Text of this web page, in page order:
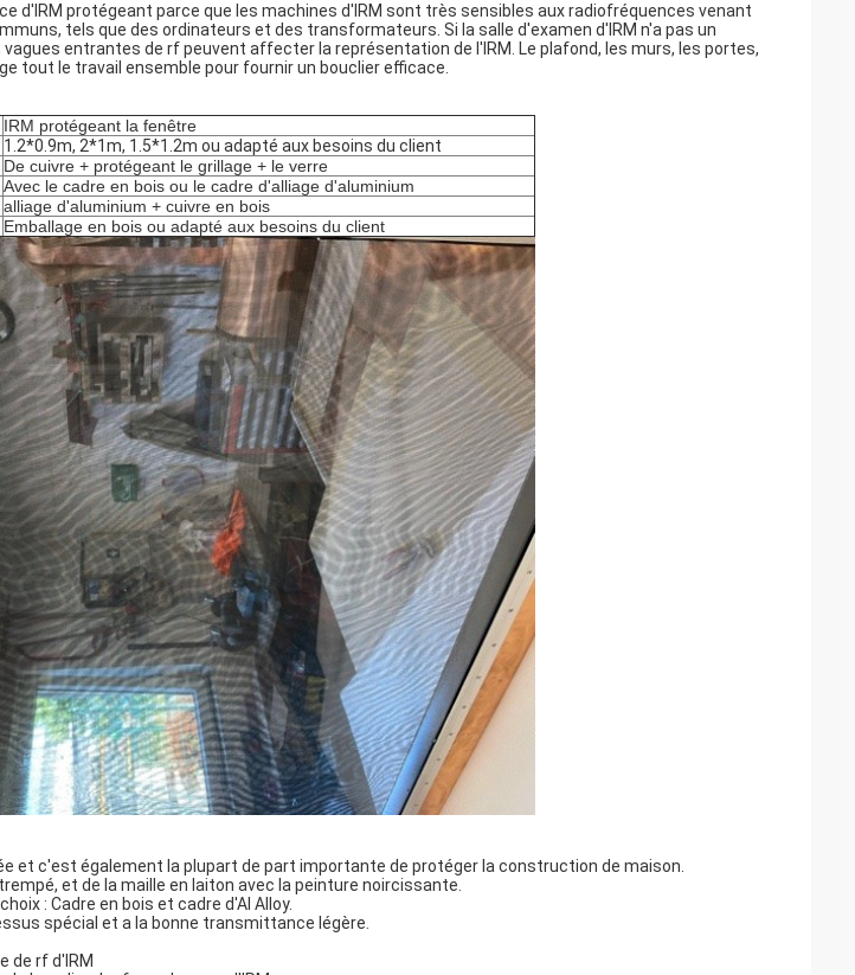
d'IRM protégeant parce que les machines d'IRM sont très sensibles aux radiofréquences venant
tels que des ordinateurs et des transformateurs. Si la salle d'examen d'IRM n'a pas un
entrantes de rf peuvent affecter la représentation de l'IRM. Le plafond, les murs, les portes,
tout le travail ensemble pour fournir un bouclier efficace.
IRM protégeant la fenêtre
1.2*0.9m, 2*1m, 1.5*1.2m ou adapté aux besoins du client
De cuivre + protégeant le grillage + le verre
Avec le cadre en bois ou le cadre d'alliage d'aluminium
alliage d'aluminium + cuivre en bois
Emballage en bois ou adapté aux besoins du client
et c'est également la plupart de part importante de protéger la construction de maison.
et de la maille en laiton avec la peinture noircissante.
: Cadre en bois et cadre d'Al Alloy.
spécial et a la bonne transmittance légère.
de rf d'IRM